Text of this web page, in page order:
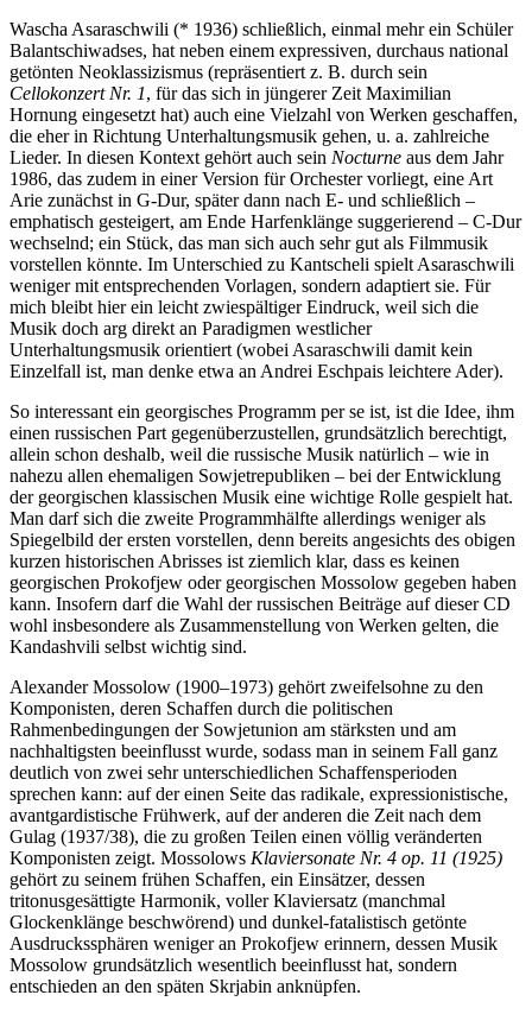
Wascha Asaraschwili (* 1936) schließlich, einmal mehr ein Schüler
Balantschiwadses, hat neben einem expressiven, durchaus national
getönten Neoklassizismus (repräsentiert z. B. durch sein
Cellokonzert Nr. 1, für das sich in jüngerer Zeit Maximilian
Hornung eingesetzt hat) auch eine Vielzahl von Werken geschaffen,
die eher in Richtung Unterhaltungsmusik gehen, u. a. zahlreiche
Lieder. In diesen Kontext gehört auch sein Nocturne aus dem Jahr
1986, das zudem in einer Version für Orchester vorliegt, eine Art
Arie zunächst in G-Dur, später dann nach E- und schließlich –
emphatisch gesteigert, am Ende Harfenklänge suggerierend – C-Dur
wechselnd; ein Stück, das man sich auch sehr gut als Filmmusik
vorstellen könnte. Im Unterschied zu Kantscheli spielt Asaraschwili
weniger mit entsprechenden Vorlagen, sondern adaptiert sie. Für
mich bleibt hier ein leicht zwiespältiger Eindruck, weil sich die
Musik doch arg direkt an Paradigmen westlicher
Unterhaltungsmusik orientiert (wobei Asaraschwili damit kein
Einzelfall ist, man denke etwa an Andrei Eschpais leichtere Ader).
So interessant ein georgisches Programm per se ist, ist die Idee, ihm
einen russischen Part gegenüberzustellen, grundsätzlich berechtigt,
allein schon deshalb, weil die russische Musik natürlich – wie in
nahezu allen ehemaligen Sowjetrepubliken – bei der Entwicklung
der georgischen klassischen Musik eine wichtige Rolle gespielt hat.
Man darf sich die zweite Programmhälfte allerdings weniger als
Spiegelbild der ersten vorstellen, denn bereits angesichts des obigen
kurzen historischen Abrisses ist ziemlich klar, dass es keinen
georgischen Prokofjew oder georgischen Mossolow gegeben haben
kann. Insofern darf die Wahl der russischen Beiträge auf dieser CD
wohl insbesondere als Zusammenstellung von Werken gelten, die
Kandashvili selbst wichtig sind.
Alexander Mossolow (1900–1973) gehört zweifelsohne zu den
Komponisten, deren Schaffen durch die politischen
Rahmenbedingungen der Sowjetunion am stärksten und am
nachhaltigsten beeinflusst wurde, sodass man in seinem Fall ganz
deutlich von zwei sehr unterschiedlichen Schaffensperioden
sprechen kann: auf der einen Seite das radikale, expressionistische,
avantgardistische Frühwerk, auf der anderen die Zeit nach dem
Gulag (1937/38), die zu großen Teilen einen völlig veränderten
Komponisten zeigt. Mossolows Klaviersonate Nr. 4 op. 11 (1925)
gehört zu seinem frühen Schaffen, ein Einsätzer, dessen
tritonusgesättigte Harmonik, voller Klaviersatz (manchmal
Glockenklänge beschwörend) und dunkel-fatalistisch getönte
Ausdruckssphären weniger an Prokofjew erinnern, dessen Musik
Mossolow grundsätzlich wesentlich beeinflusst hat, sondern
entschieden an den späten Skrjabin anknüpfen.